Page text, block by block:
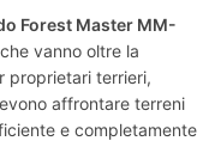
Forest Master MM-
vanno oltre la
proprietari terrieri,
affrontare terreni
e completamente